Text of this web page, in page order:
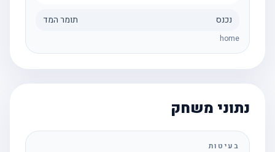
נכנס תומר המד
home
נתוני משחק
בעיטות